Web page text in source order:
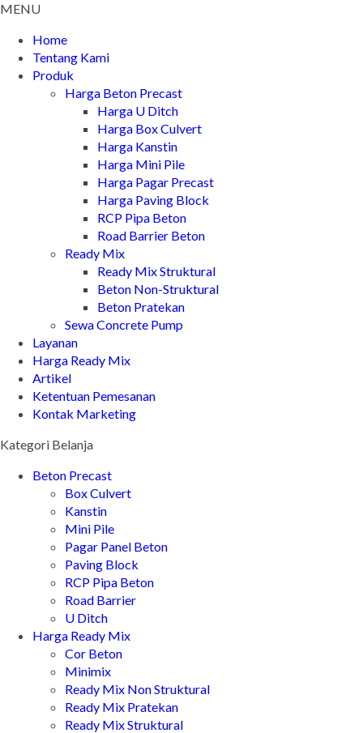
MENU
Home
Tentang Kami
Produk
Harga Beton Precast
Harga U Ditch
Harga Box Culvert
Harga Kanstin
Harga Mini Pile
Harga Pagar Precast
Harga Paving Block
RCP Pipa Beton
Road Barrier Beton
Ready Mix
Ready Mix Struktural
Beton Non-Struktural
Beton Pratekan
Sewa Concrete Pump
Layanan
Harga Ready Mix
Artikel
Ketentuan Pemesanan
Kontak Marketing
Kategori Belanja
Beton Precast
Box Culvert
Kanstin
Mini Pile
Pagar Panel Beton
Paving Block
RCP Pipa Beton
Road Barrier
U Ditch
Harga Ready Mix
Cor Beton
Minimix
Ready Mix Non Struktural
Ready Mix Pratekan
Ready Mix Struktural